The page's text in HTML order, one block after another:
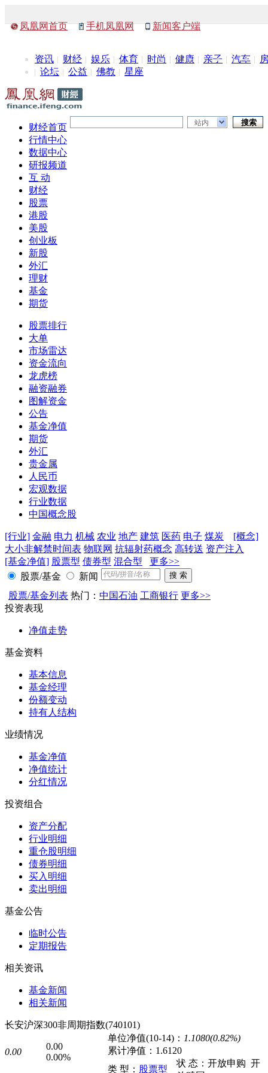
凤凰网首页 手机凤凰网 新闻客户端
资讯 财经 娱乐 体育 时尚 健康 亲子 汽车
论坛
公益 佛教 星座
站内
财经首页
行情中心
数据中心
研报频道
互 动
财经
股票
港股
美股
创业板
新股
外汇
理财
基金
期货
股票排行
大单
市场雷达
资金流向
龙虎榜
融资融券
图解资金
公告
基金净值
期货
外汇
贵金属
人民币
宏观数据
行业数据
中国概念股
[行业] 金融 电力 机械 农业 地产 建筑 医药 电子 煤炭
[概念]
大小非解禁时间表 物联网 抗辐射药概念 高转送 资产注入
[基金净值] 股票型 债券型 混合型
更多>>
股票/基金
新闻
股票/基金列表 热门： 中国石油 工商银行 更多>>
投资表现
净值走势
基金资料
基本信息
基金经理
份额变动
持有人结构
业绩情况
基金净值
净值统计
分红情况
投资组合
资产分配
行业明细
重仓股明细
债券明细
买入明细
卖出明细
基金公告
临时公告
定期报告
相关资讯
基金新闻
相关新闻
长安沪深300非周期指数(740101)
0.00
0.00
0.00%
单位净值(10-14)： 1.1080(0.82%)
累计净值： 1.6120
类 型： 股票型
状 态： 开放申购 开